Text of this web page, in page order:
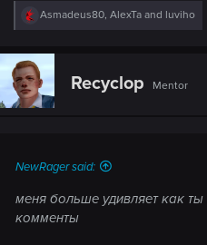
R
e
c
t
i
o
Asmadeus80, AlexTa and luviho
Recyclop Mentor
NewRager said:
меня больше удивляет как
комменты